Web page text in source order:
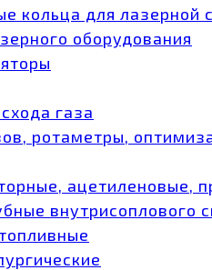
кольца для лазерной
оборудования
газа
ротаметры,
ацетиленовые,
внутрисоплового